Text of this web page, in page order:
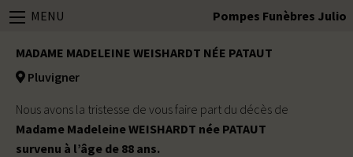
MENU Pompes Funèbres Julio
MADAME MADELEINE WEISHARDT NÉE PATAUT
Pluvigner
Nous avons la tristesse de vous faire part du décès de
Madame Madeleine WEISHARDT née PATAUT
survenu à l’âge de 88 ans.